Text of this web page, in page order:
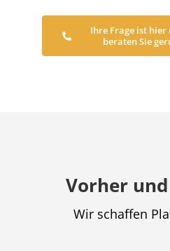
Ihre Frage ist
beraten Sie
Vorher
Wir schaffen